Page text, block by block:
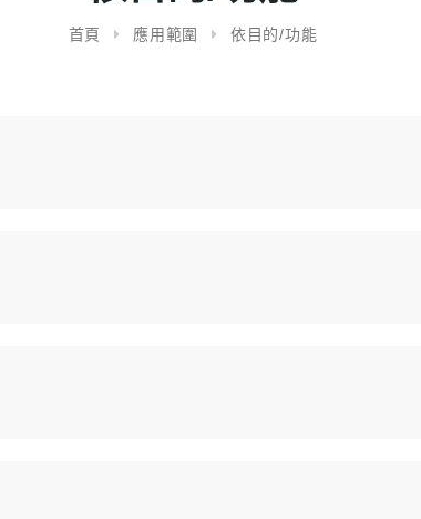
首頁 應用範圍 依目的/功能